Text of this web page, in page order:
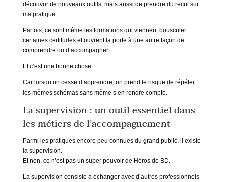
découvrir de nouveaux outils, mais aussi de prendre du recul sur
ma pratique.
Parfois, ce sont même les formations qui viennent bousculer
certaines certitudes et ouvrent la porte à une autre façon de
comprendre ou d’accompagner.
Et c’est une bonne chose.
Car lorsqu’on cesse d’apprendre, on prend le risque de répéter
les mêmes schémas sans même s’en rendre compte.
La supervision : un outil essentiel dans
les métiers de l’accompagnement
Parmi les pratiques encore peu connues du grand public, il existe
la supervision.
Et non, ce n’est pas un super pouvoir de Héros de BD.
La supervision consiste à échanger avec d’autres professionnels